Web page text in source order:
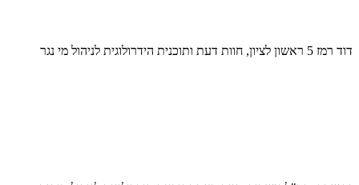
דוד רמז 5 ראשון לציון, חוות דעת ותוכנית הידרולוגית לניהול מי נגר